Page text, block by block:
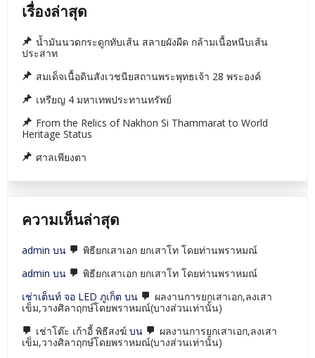
เรื่องล่าสุด
น้ำมันนวดกระดูกทับเส้น สลายผังผืด กล้ามเนื้อหนีบเส้น
ประสาท
สมเด็จเนื้อดินสังเวชนียสถานพระพุทธเจ้า 28 พระองค์
เหรียญ 4 มหาเทพประทานทรัพย์
From the Relics of Nakhon Si Thammarat to World
Heritage Status
ศาลเพียงตา
ความเห็นล่าสุด
admin บน
พิธียกเสาเอก ยกเสาโท โดยท่านพราหมณ์
admin บน
พิธียกเสาเอก ยกเสาโท โดยท่านพราหมณ์
เช่าเต็นท์ จอ LED ภูเก็ต บน
ผลงานการยกเสาเอก,ลงเสา
เข็ม,วางศิลาฤกษ์โดยพราหมณ์(บางส่วนเท่านั้น)
เช่าโต๊ะ เก้าอี้ พิธีสงฆ์ บน
ผลงานการยกเสาเอก,ลงเสา
เข็ม,วางศิลาฤกษ์โดยพราหมณ์(บางส่วนเท่านั้น)